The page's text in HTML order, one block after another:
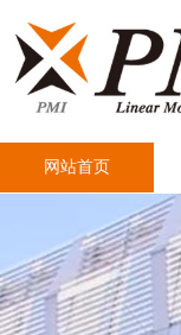
网站首页